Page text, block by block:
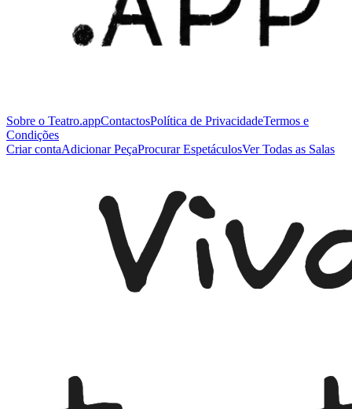
Sobre o Teatro.appContactosPolítica de PrivacidadeTermos e
Condições
Criar contaAdicionar PeçaProcurar EspetáculosVer Todas as Salas